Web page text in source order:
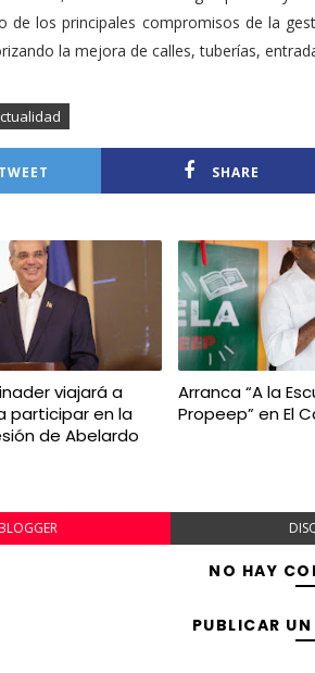
de los principales compromisos de la
la mejora de calles, tuberías,
TWEET SHARE
viajará a
participar en la
de Abelardo
Arranca “A la
Propeep” en El
NO HAY
PUBLICAR